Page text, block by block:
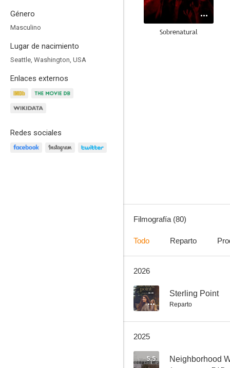
Género
Masculino
Lugar de nacimiento
Seattle, Washington, USA
Enlaces externos
Redes sociales
Sobrenatural
8.5
Filmografía (80)
Todo Reparto
2026
-- Sterling Point
Reparto
2025
5.5 Neighborhood